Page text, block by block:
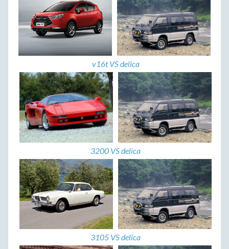
v16t VS delica
3200 VS delica
3105 VS delica